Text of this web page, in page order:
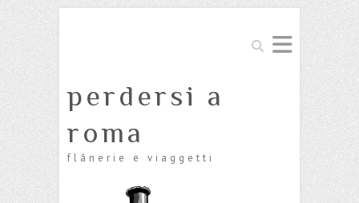
Cerca
perdersi a
roma
flânerie e viaggetti